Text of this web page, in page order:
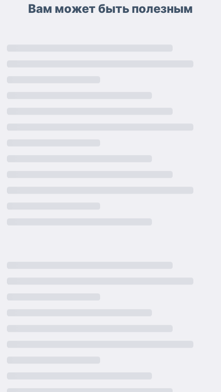
Вам может быть полезным